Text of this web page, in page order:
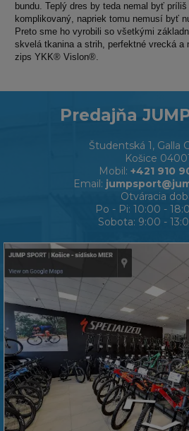
bundu. Teplý dres by teda nemal byť príliš
komplikovaný, napriek tomu nemusí byť
Preto sme ho vyrobili so všetkými
skvelá tkanina a strih, perfektné vrecká
zips YKK® Vislon®.
Predajňa
Študentská 1, Galla
Košice 04001
Mobil: +421 910
Email:
Otváracia
Po - Pi: 10:00 -
Sobota: 9:00 -